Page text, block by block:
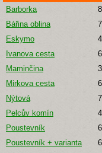
Barborka
Bářina oblina
Eskymo
Ivanova cesta
6
Maminčina
Mirkova cesta
Nýtová
7
Pelcův komín
Poustevník
Poustevník + varianta